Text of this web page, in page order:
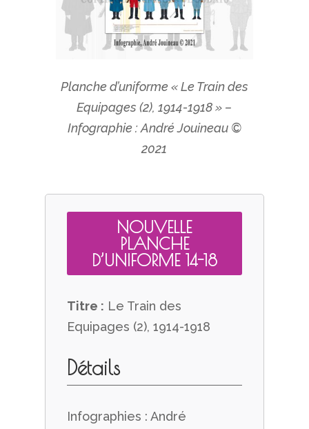
Planche d’uniforme « Le Train des
Equipages (2), 1914-1918 » –
Infographie : André Jouineau ©
2021
NOUVELLE
PLANCHE
D’UNIFORME 14-18
Titre : Le Train des
Equipages (2), 1914-1918
Détails
Infographies : André